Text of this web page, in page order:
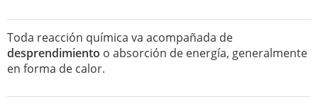
Toda reacción química va acompañada de
desprendimiento o absorción de energía, generalmente
en forma de calor.